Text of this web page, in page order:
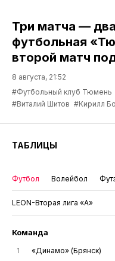
Три матча —
футбольная
второй матч
8 августа, 21:52
#Футбольный клуб Тюмень
#Виталий Шитов #Кирилл
ТАБЛИЦЫ
Футбол Волейбол
LEON-Вторая лига «А»
Команда
1 «Динамо» (Брянск)